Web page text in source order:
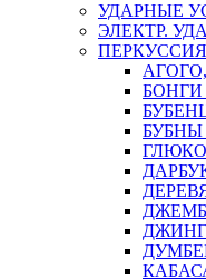
УДАРНЫЕ
ЭЛЕКТР.
ПЕРКУССИЯ
БОНГИ
БУБНЫ